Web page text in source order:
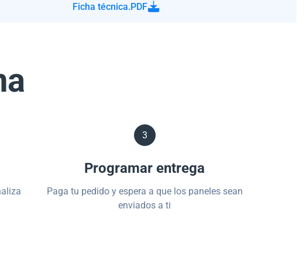
Ficha técnica.PDF
3
Programar entrega
Paga tu pedido y espera a que los paneles sean
enviados a ti